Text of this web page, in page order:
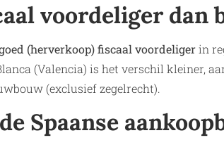
voordeliger dan
(herverkoop) fiscaal voordeligerin
(Valencia) is het verschil kleiner,
(exclusief zegelrecht).
Spaanse